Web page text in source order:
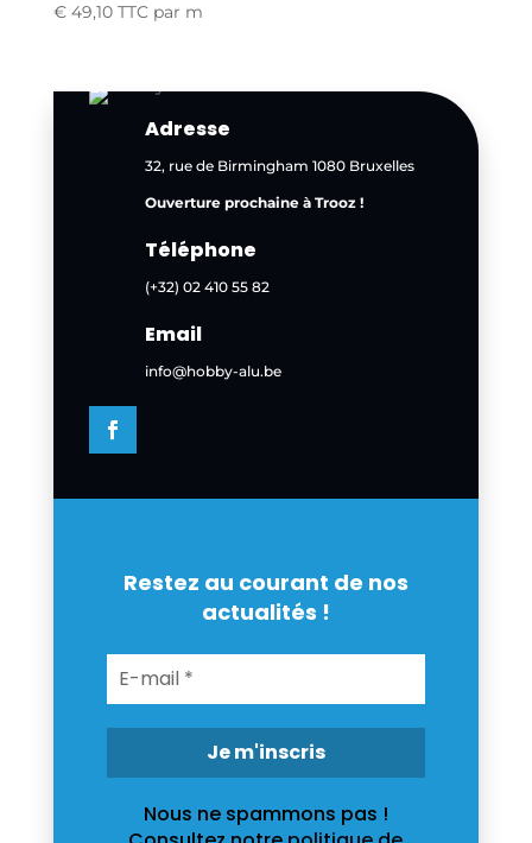
€49,10 TTCpar m
Adresse
32, rue de Birmingham 1080 Bruxelles
Ouverture prochaine à Trooz !
Téléphone
(+32) 02 410 55 82
Email
info@hobby-alu.be
Restez au courant de nos
actualités !
Nous ne spammons pas !